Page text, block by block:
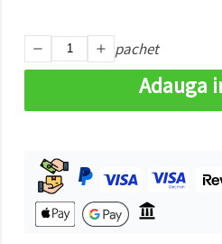
făcând clic
pe butonul
"Salvați"
Аcceptati
Setări
pachet
Adauga